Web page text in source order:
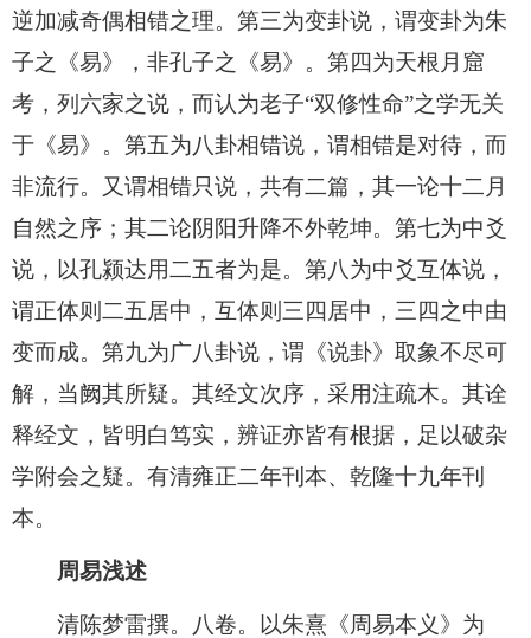
逆加减奇偶相错之理。第三为变卦说，谓变卦为朱
子之《易》，非孔子之《易》。第四为天根月窟
考，列六家之说，而认为老子“双修性命”之学无关
于《易》。第五为八卦相错说，谓相错是对待，而
非流行。又谓相错只说，共有二篇，其一论十二月
自然之序；其二论阴阳升降不外乾坤。第七为中爻
说，以孔颍达用二五者为是。第八为中爻互体说，
谓正体则二五居中，互体则三四居中，三四之中由
变而成。第九为广八卦说，谓《说卦》取象不尽可
解，当阙其所疑。其经文次序，采用注疏木。其诠
释经文，皆明白笃实，辨证亦皆有根据，足以破杂
学附会之疑。有清雍正二年刊本、乾隆十九年刊
本。
周易浅述
清陈梦雷撰。八卷。以朱熹《周易本义》为